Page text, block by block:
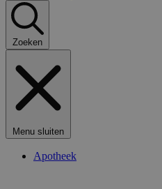
Zoeken
Menu sluiten
Apotheek